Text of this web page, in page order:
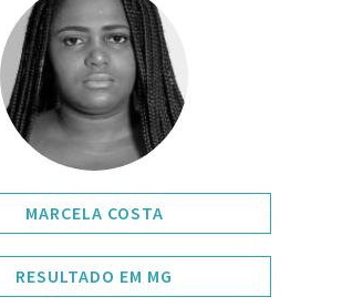
MARCELA COSTA
RESULTADO EM MG